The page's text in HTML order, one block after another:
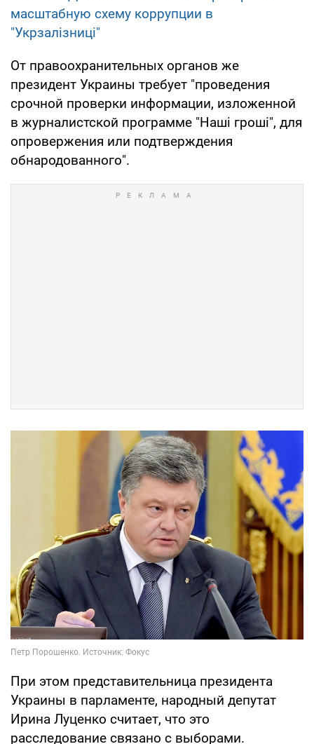
масштабную схему коррупции в
"Укрзалізниці"
От правоохранительных органов же
президент Украины требует "проведения
срочной проверки информации, изложенной
в журналистской программе "Наші гроші", для
опровержения или подтверждения
обнародованного".
При этом представительница президента
Украины в парламенте, народный депутат
Ирина Луценко считает, что это
расследование связано с выборами.